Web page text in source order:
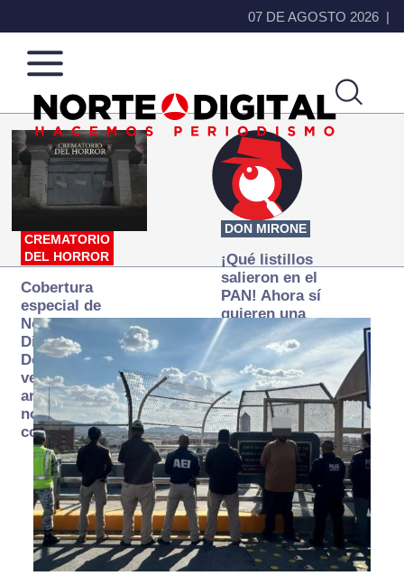
07 DE AGOSTO 2026
Norte
de
Ciudad
Más
que
noticias,
hacemos periodismo
CREMATORIO
DEL HORROR
Cobertura
especial de
Norte
Digital:
Donde la
verdad
arde… pero
no se
consume
DON MIRONE
¡Qué listillos
salieron en el
PAN! Ahora sí
quieren una
Fiscalía
autónoma… y
transexenal